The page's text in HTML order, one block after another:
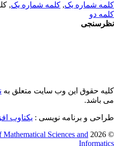
شماره یک,کلمه شماره یک,
دو
حقوق این وب سایت متعلق به
باشد.
و برنامه نویسی : یکتاوب
©
Mathematical Sciences and